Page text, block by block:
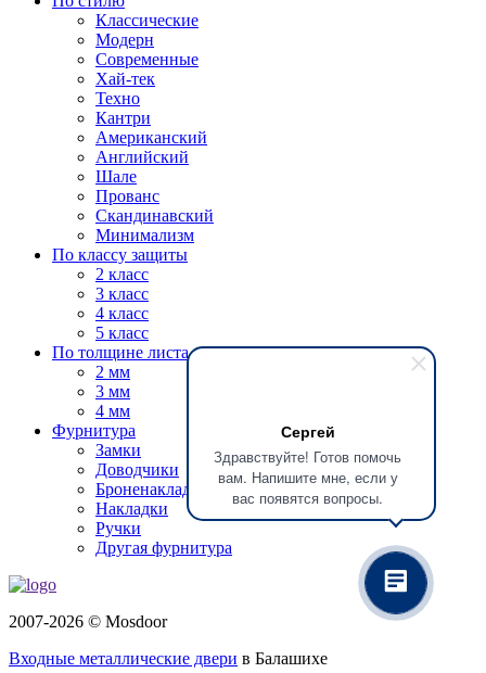
Сергей
Здравствуйте! Готов помочь
вам. Напишите мне, если у
вас появятся вопросы.
Классические
Модерн
Современные
Хай-тек
Техно
Кантри
Американский
Английский
Шале
Прованс
Скандинавский
Минимализм
По классу защиты
2 класс
3 класс
4 класс
5 класс
По толщине листа
2 мм
3 мм
4 мм
Фурнитура
Замки
Доводчики
Броненакладки
Накладки
Ручки
Другая фурнитура
2007-2026 © Mosdoor
Входные металлические двери в Балашихе